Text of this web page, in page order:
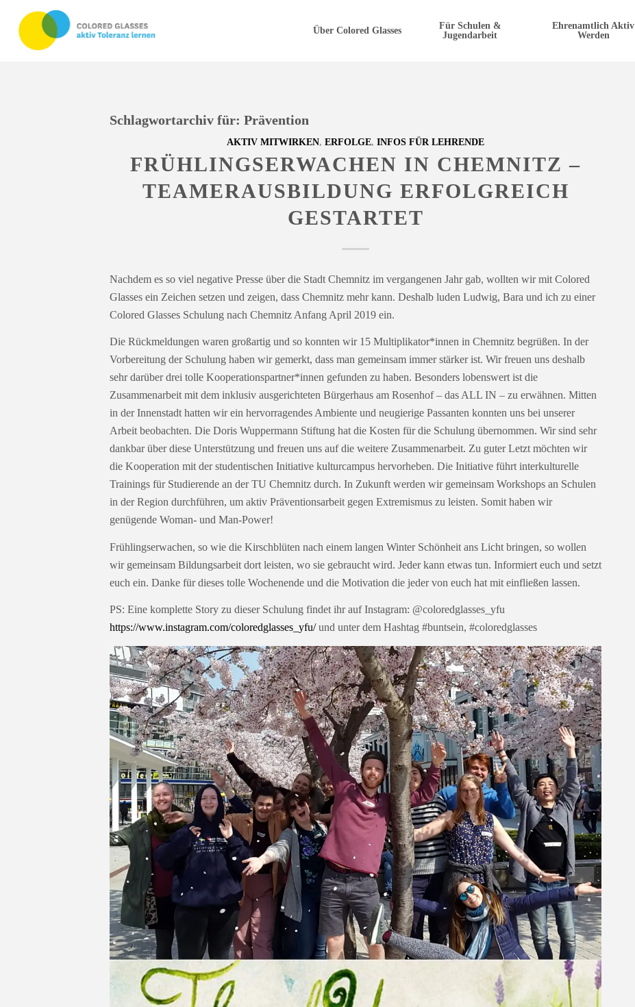
Über Colored Glasses
Für Schulen &
Jugendarbeit
Ehrenamtlich Aktiv
Werden
Schlagwortarchiv für: Prävention
AKTIV MITWIRKEN, ERFOLGE, INFOS FÜR LEHRENDE
FRÜHLINGSERWACHEN IN CHEMNITZ –
TEAMERAUSBILDUNG ERFOLGREICH
GESTARTET
Nachdem es so viel negative Presse über die Stadt Chemnitz im vergangenen Jahr gab, wollten wir mit Colored
Glasses ein Zeichen setzen und zeigen, dass Chemnitz mehr kann. Deshalb luden Ludwig, Bara und ich zu einer
Colored Glasses Schulung nach Chemnitz Anfang April 2019 ein.
Die Rückmeldungen waren großartig und so konnten wir 15 Multiplikator*innen in Chemnitz begrüßen. In der
Vorbereitung der Schulung haben wir gemerkt, dass man gemeinsam immer stärker ist. Wir freuen uns deshalb
sehr darüber drei tolle Kooperationspartner*innen gefunden zu haben. Besonders lobenswert ist die
Zusammenarbeit mit dem inklusiv ausgerichteten Bürgerhaus am Rosenhof – das ALL IN – zu erwähnen. Mitten
in der Innenstadt hatten wir ein hervorragendes Ambiente und neugierige Passanten konnten uns bei unserer
Arbeit beobachten. Die Doris Wuppermann Stiftung hat die Kosten für die Schulung übernommen. Wir sind sehr
dankbar über diese Unterstützung und freuen uns auf die weitere Zusammenarbeit. Zu guter Letzt möchten wir
die Kooperation mit der studentischen Initiative kulturcampus hervorheben. Die Initiative führt interkulturelle
Trainings für Studierende an der TU Chemnitz durch. In Zukunft werden wir gemeinsam Workshops an Schulen
in der Region durchführen, um aktiv Präventionsarbeit gegen Extremismus zu leisten. Somit haben wir
genügende Woman- und Man-Power!
Frühlingserwachen, so wie die Kirschblüten nach einem langen Winter Schönheit ans Licht bringen, so wollen
wir gemeinsam Bildungsarbeit dort leisten, wo sie gebraucht wird. Jeder kann etwas tun. Informiert euch und setzt
euch ein. Danke für dieses tolle Wochenende und die Motivation die jeder von euch hat mit einfließen lassen.
PS: Eine komplette Story zu dieser Schulung findet ihr auf Instagram: @coloredglasses_yfu
https://www.instagram.com/coloredglasses_yfu/und unter dem Hashtag #buntsein, #coloredglasses